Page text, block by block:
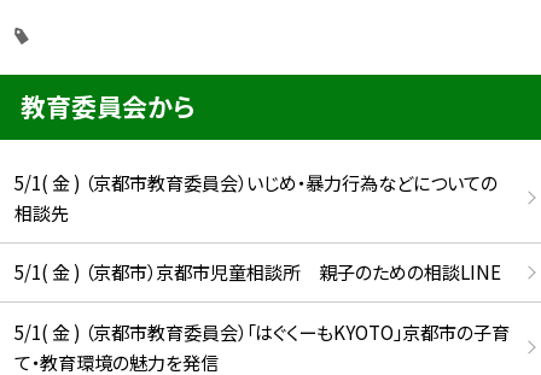
教育委員会から
5/1( 金 ) （京都市教育委員会）いじめ・暴力行為などについての
相談先
5/1( 金 ) （京都市）京都市児童相談所 親子のための相談LINE
5/1( 金 ) （京都市教育委員会）「はぐくーもKYOTO」京都市の子育
て・教育環境の魅力を発信